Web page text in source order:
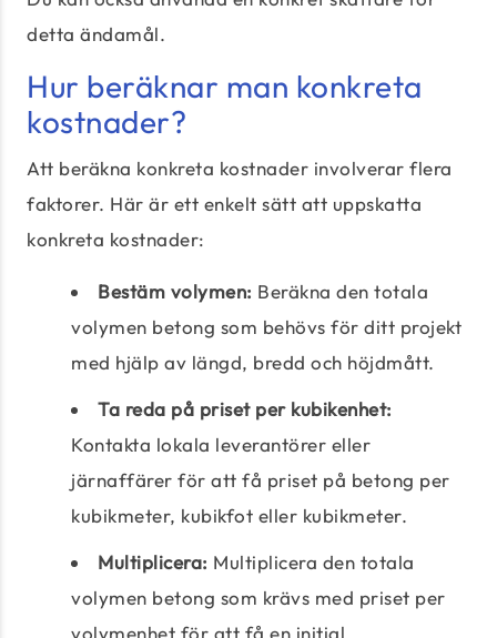
detta ändamål.
Hur beräknar man konkreta
kostnader?
Att beräkna konkreta kostnader involverar flera
faktorer. Här är ett enkelt sätt att uppskatta
konkreta kostnader:
Bestäm volymen: Beräkna den totala
volymen betong som behövs för ditt projekt
med hjälp av längd, bredd och höjdmått.
Ta reda på priset per kubikenhet:
Kontakta lokala leverantörer eller
järnaffärer för att få priset på betong per
kubikmeter, kubikfot eller kubikmeter.
Multiplicera: Multiplicera den totala
volymen betong som krävs med priset per
volymenhet för att få en initial